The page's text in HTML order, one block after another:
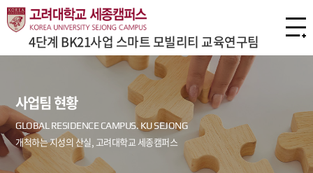
4단계 BK21사업 스마트 모빌리티 교육연구팀
사업팀 현황